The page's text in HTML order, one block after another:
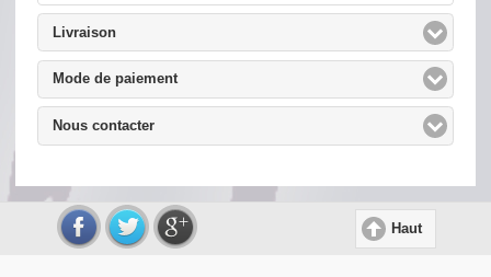
Livraisonclick to expand contents
Mode de paiementclick to expand contents
Nous contacterclick to expand contents
Haut